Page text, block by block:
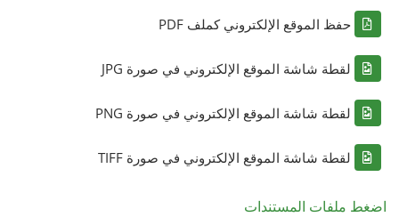
حفظ الموقع الإلكتروني كملف PDF
لقطة شاشة الموقع الإلكتروني في صورة JPG
لقطة شاشة الموقع الإلكتروني في صورة PNG
لقطة شاشة الموقع الإلكتروني في صورة TIFF
اضغط ملفات المستندات